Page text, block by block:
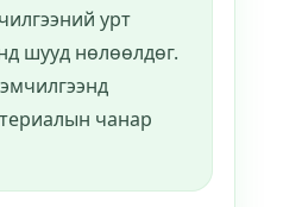
урт
шууд нөлөөлдөг.
чанар